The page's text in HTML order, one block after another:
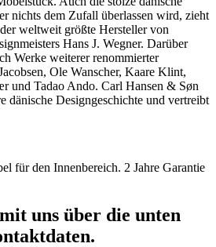
nichts dem Zufall überlassen wird, zieht
weltweit größte Hersteller von
Hans J. Wegner. Darüber
Werke weiterer renommierter
Ole Wanscher, Kaare Klint,
Tadao Ando. Carl Hansen & Søn
dänische Designgeschichte und vertreibt
für den Innenbereich. 2 Jahre Garantie
uns über die unten